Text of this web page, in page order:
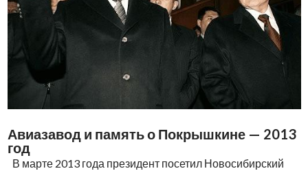
Авиазавод и память о Покрышкине — 2013
год
В марте 2013 года президент посетил Новосибирский